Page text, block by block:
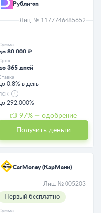
Рубли-on
Лиц. № 1177746485652
80 000 ₽
365 дней
0.8% в день
ПСК
292.000%
97% — одобрение
Получить деньги
CarMoney (КарМани)
Лиц. № 005203
Первый бесплатно